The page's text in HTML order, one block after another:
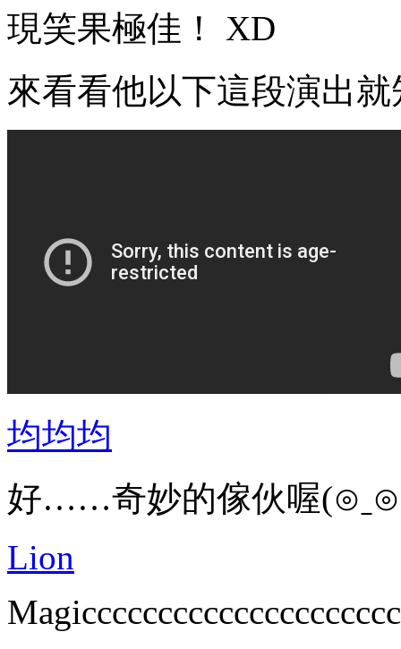
現笑果極佳！ XD
來看看他以下這段演出就
均均均
好……奇妙的傢伙喔
Lion